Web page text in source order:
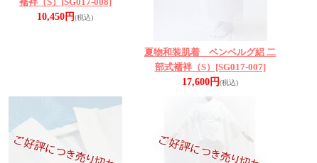
10,450円(税込)
夏物和装肌着 ベンベルグ絽 二
部式襦袢（S） [SG017-007]
17,600円(税込)